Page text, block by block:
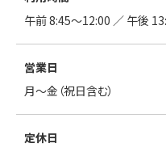
午前 8:45〜12:00 ／ 午後
営業日
月～金（祝日含む）
定休日